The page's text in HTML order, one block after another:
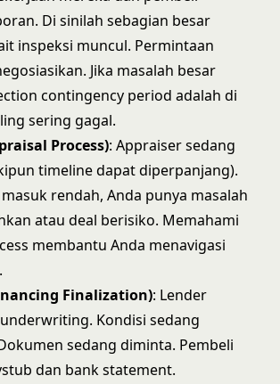
Di sinilah sebagian besar
inspeksi muncul. Permintaan
Jika masalah besar
contingency period adalah di
sering gagal.
Process): Appraiser sedang
timeline dapat diperpanjang).
rendah, Anda punya masalah
atau deal berisiko. Memahami
membantu Anda menavigasi
Finalization): Lender
Kondisi sedang
sedang diminta. Pembeli
dan bank statement.